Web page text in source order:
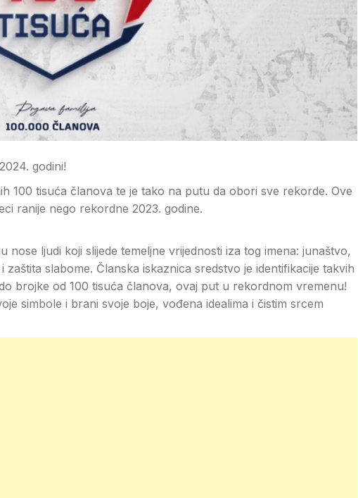
godini!
100 tisuća članova te je tako na putu da obori sve rekorde. Ove
ranije nego rekordne 2023. godine.
nose ljudi koji slijede temeljne vrijednosti iza tog imena: junaštvo,
slabome. Članska iskaznica sredstvo je identifikacije takvih
brojke od 100 tisuća članova, ovaj put u rekordnom vremenu!
simbole i brani svoje boje, vođena idealima i čistim srcem